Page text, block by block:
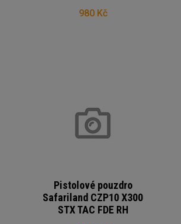
980 Kč
Pistolové pouzdro
Safariland CZP10 X300
STX TAC FDE RH